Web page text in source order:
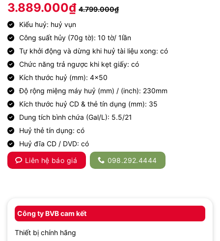
3.889.000₫ 4.799.000₫
Kiểu huỷ: huỷ vụn
Công suất hủy (70g tờ): 10 tờ/ 1lần
Tự khởi động và dừng khi huỷ tài liệu xong: có
Chức năng trả ngược khi kẹt giấy: có
Kích thước huỷ (mm): 4×50
Độ rộng miệng máy huỷ (mm) / (inch): 230mm
Kích thước huỷ CD & thẻ tín dụng (mm): 35
Dung tích bình chứa (Gal/L): 5.5/21
Huỷ thẻ tín dụng: có
Huỷ đĩa CD / DVD: có
Liên hệ báo giá
098.292.4444
Công ty BVB cam kết
Thiết bị chính hãng